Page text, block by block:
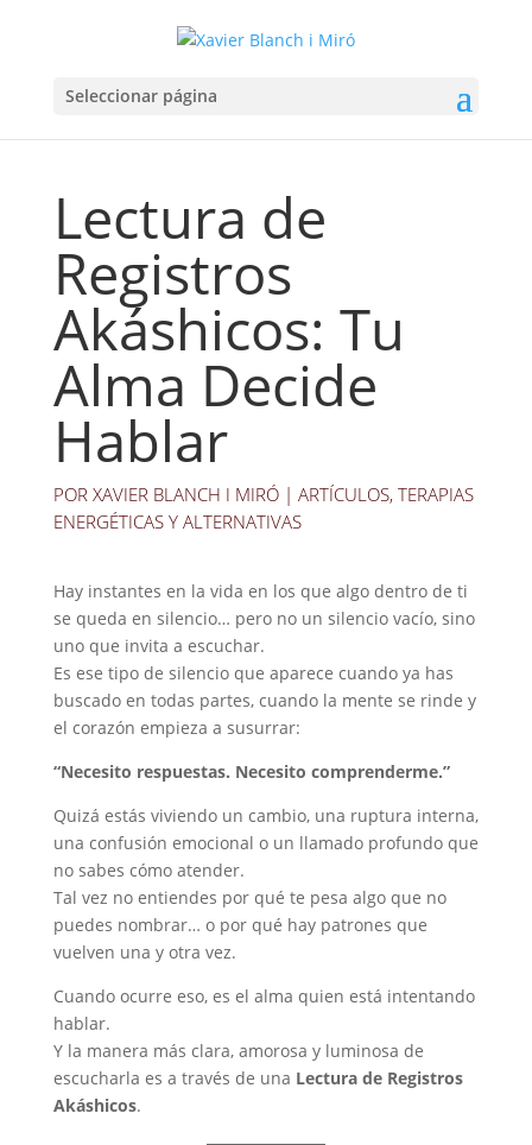
Seleccionar página
Lectura de
Registros
Akáshicos: Tu
Alma Decide
Hablar
POR XAVIER BLANCH I MIRÓ| ARTÍCULOS, TERAPIAS
ENERGÉTICAS Y ALTERNATIVAS
Hay instantes en la vida en los que algo dentro de ti
se queda en silencio… pero no un silencio vacío, sino
uno que invita a escuchar.
Es ese tipo de silencio que aparece cuando ya has
buscado en todas partes, cuando la mente se rinde y
el corazón empieza a susurrar:
“Necesito respuestas. Necesito comprenderme.”
Quizá estás viviendo un cambio, una ruptura interna,
una confusión emocional o un llamado profundo que
no sabes cómo atender.
Tal vez no entiendes por qué te pesa algo que no
puedes nombrar… o por qué hay patrones que
vuelven una y otra vez.
Cuando ocurre eso, es el alma quien está intentando
hablar.
Y la manera más clara, amorosa y luminosa de
escucharla es a través de una Lectura de Registros
Akáshicos.